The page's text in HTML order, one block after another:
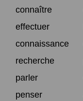
connaître
effectuer
connaissance
recherche
parler
penser